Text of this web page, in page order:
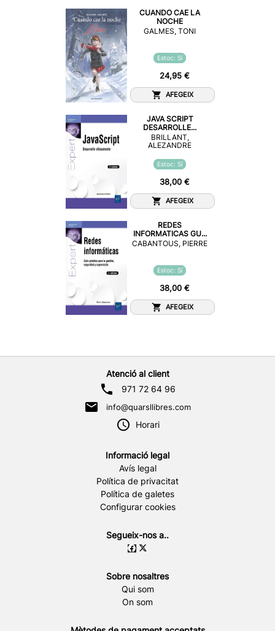
CUANDO CAE LA
NOCHE
GALMES, TONI
Estoc: Sí
24,95 €
AFEGEIX
JAVA SCRIPT
DESARROLLE...
BRILLANT,
ALEZANDRE
Estoc: Sí
38,00 €
AFEGEIX
REDES
INFORMATICAS GU...
CABANTOUS, PIERRE
Estoc: Sí
38,00 €
AFEGEIX
Atenció al client
971 72 64 96
info@quarsllibres.com
Horari
Informació legal
Avís legal
Política de privacitat
Política de galetes
Configurar cookies
Segueix-nos a..
Sobre nosaltres
Qui som
On som